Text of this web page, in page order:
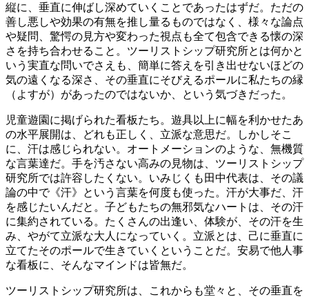
縦に、垂直に伸ばし深めていくことであったはずだ。ただの
善し悪しや効果の有無を推し量るものではなく、様々な論点
や疑問、驚愕の見方や変わった視点も全て包含できる懐の深
さを持ち合わせること。ツーリストシップ研究所とは何かと
いう実直な問いでさえも、簡単に答えを引き出せないほどの
気の遠くなる深さ、その垂直にそびえるポールに私たちの縁
（よすが）があったのではないか、という気づきだった。
児童遊園に掲げられた看板たち。遊具以上に幅を利かせたあ
の水平展開は、どれも正しく、立派な意思だ。しかしそこ
に、汗は感じられない。オートメーションのような、無機質
な言葉達だ。手を汚さない高みの見物は、ツーリストシップ
研究所では許容したくない。いみじくも田中代表は、その議
論の中で《汗》という言葉を何度も使った。汗が大事だ、汗
を感じたいんだと。子どもたちの無邪気なハートは、その汗
に集約されている。たくさんの出逢い、体験が、その汗を生
み、やがて立派な大人になっていく。立派とは、己に垂直に
立てたそのポールで生きていくということだ。安易で他人事
な看板に、そんなマインドは皆無だ。
ツーリストシップ研究所は、これからも堂々と、その垂直を